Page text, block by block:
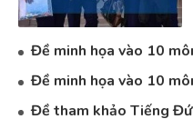
Đề minh họa vào 10
Đề minh họa vào 10
Đề tham khảo Tiếng